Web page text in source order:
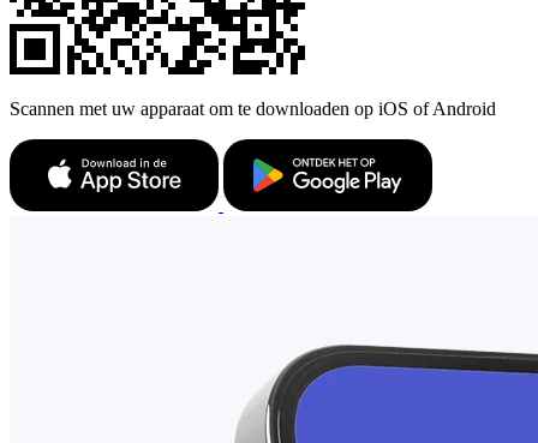
Scannen met uw apparaat om te downloaden op iOS of Android